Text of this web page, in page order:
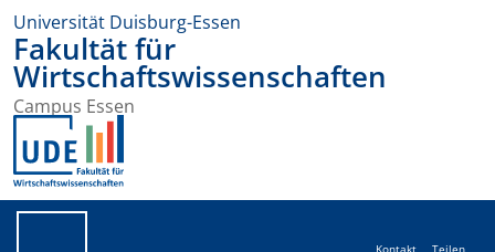
Universität Duisburg-Essen
Fakultät für
Wirtschaftswissenschaften
Campus Essen
Kontakt Teilen